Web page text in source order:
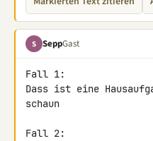
S SeppGast
Fall 1:
Dass ist eine
schaun
Fall 2: